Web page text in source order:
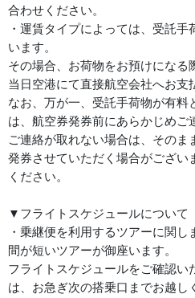
合わせください。
・運賃タイプによっては、受託
います。
その場合、お荷物をお預けになる
当日空港にて直接航空会社へお支
なお、万が一、受託手荷物が有料
は、航空券発券前にあらかじめご
ご連絡が取れない場合は、その
発券させていただく場合がござい
ください。
▼フライトスケジュールについて
・乗継便を利用するツアーに関
間が短いツアーが御座います。
フライトスケジュールをご確認い
は、お急ぎ次の搭乗口までお越し